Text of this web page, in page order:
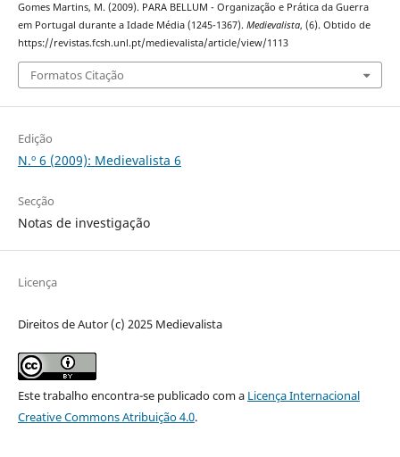
Gomes Martins, M. (2009). PARA BELLUM - Organização e Prática da Guerra
em Portugal durante a Idade Média (1245-1367). Medievalista, (6). Obtido de
https://revistas.fcsh.unl.pt/medievalista/article/view/1113
Formatos Citação
Edição
N.º 6 (2009): Medievalista 6
Secção
Notas de investigação
Licença
Direitos de Autor (c) 2025 Medievalista
Este trabalho encontra-se publicado com a Licença Internacional
Creative Commons Atribuição 4.0.